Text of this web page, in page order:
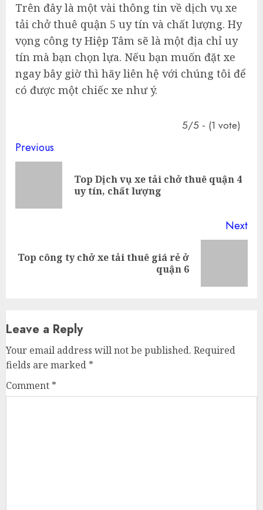
Trên đây là một vài thông tin về dịch vụ xe
tải chở thuê quận 5 uy tín và chất lượng. Hy
vọng công ty Hiệp Tâm sẽ là một địa chỉ uy
tín mà bạn chọn lựa. Nếu bạn muốn đặt xe
ngay bây giờ thì hãy liên hệ với chúng tôi để
có được một chiếc xe như ý.
5/5 - (1 vote)
Continue
Reading
Previous
Top Dịch vụ xe tải chở thuê quận 4
uy tín, chất lượng
Next
Next
Top công ty chở xe tải thuê giá rẻ ở
quận 6
Leave a Reply
Your email address will not be published. Required
fields are marked *
Comment *